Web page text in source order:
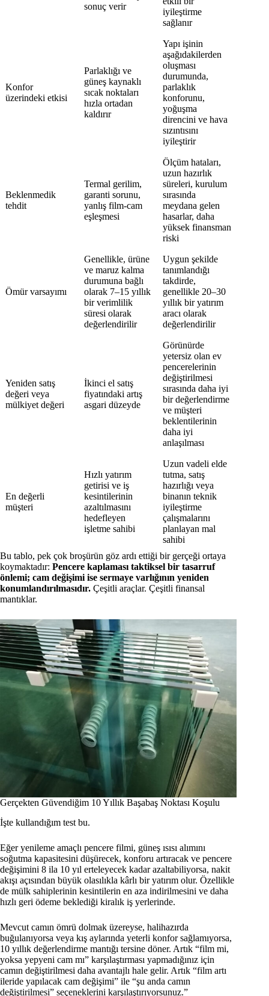
sonuç verir
iyileştirme
sağlanır
Konfor
üzerindeki etkisi
Parlaklığı ve
güneş kaynaklı
sıcak noktaları
hızla ortadan
kaldırır
Yapı işinin
aşağıdakilerden
oluşması
durumunda,
parlaklık
konforunu,
yoğuşma
direncini ve hava
sızıntısını
iyileştirir
Beklenmedik
tehdit
Termal gerilim,
garanti sorunu,
yanlış film-cam
eşleşmesi
Ölçüm hataları,
uzun hazırlık
süreleri, kurulum
sırasında
meydana gelen
hasarlar, daha
yüksek finansman
riski
Ömür varsayımı
Genellikle, ürüne
ve maruz kalma
durumuna bağlı
olarak 7–15 yıllık
bir verimlilik
süresi olarak
değerlendirilir
Uygun şekilde
tanımlandığı
takdirde,
genellikle 20–30
yıllık bir yatırım
aracı olarak
değerlendirilir
Yeniden satış
değeri veya
mülkiyet değeri
İkinci el satış
fiyatındaki artış
asgari düzeyde
Görünürde
yetersiz olan ev
pencerelerinin
değiştirilmesi
sırasında daha iyi
bir değerlendirme
ve müşteri
beklentilerinin
daha iyi
anlaşılması
En değerli
müşteri
Hızlı yatırım
getirisi ve iş
kesintilerinin
azaltılmasını
hedefleyen
işletme sahibi
Uzun vadeli elde
tutma, satış
hazırlığı veya
binanın teknik
iyileştirme
çalışmalarını
planlayan mal
sahibi
Bu tablo, pek çok broşürün göz ardı ettiği bir gerçeği ortaya
koymaktadır: Pencere kaplaması taktiksel bir tasarruf
önlemi; cam değişimi ise sermaye varlığının yeniden
konumlandırılmasıdır. Çeşitli araçlar. Çeşitli finansal
mantıklar.
Gerçekten Güvendiğim 10 Yıllık Başabaş Noktası Koşulu
İşte kullandığım test bu.
Eğer yenileme amaçlı pencere filmi, güneş ısısı alımını
soğutma kapasitesini düşürecek, konforu artıracak ve pencere
değişimini 8 ila 10 yıl erteleyecek kadar azaltabiliyorsa, nakit
akışı açısından büyük olasılıkla kârlı bir yatırım olur. Özellikle
de mülk sahiplerinin kesintilerin en aza indirilmesini ve daha
hızlı geri ödeme beklediği kiralık iş yerlerinde.
Mevcut camın ömrü dolmak üzereyse, halihazırda
buğulanıyorsa veya kış aylarında yeterli konfor sağlamıyorsa,
10 yıllık değerlendirme mantığı tersine döner. Artık “film mi,
yoksa yepyeni cam mı” karşılaştırması yapmadığınız için
camın değiştirilmesi daha avantajlı hale gelir. Artık “film artı
ileride yapılacak cam değişimi” ile “şu anda camın
değiştirilmesi” seçeneklerini karşılaştırıyorsunuz.”